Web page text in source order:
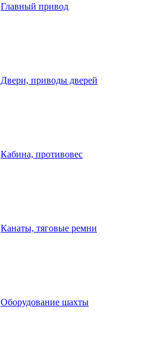
Главный привод
Двери, приводы дверей
Кабина, противовес
Канаты, тяговые ремни
Оборудование шахты